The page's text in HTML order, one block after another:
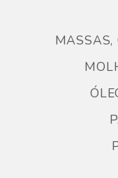
MASSAS,